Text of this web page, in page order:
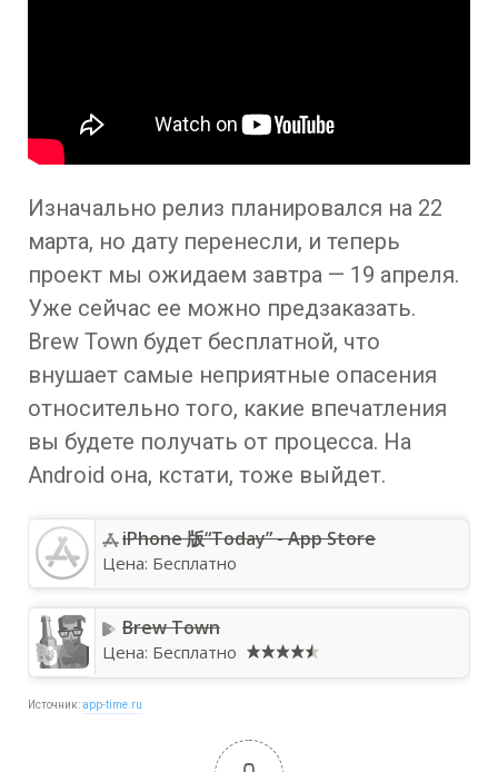
Изначально релиз планировался на 22
марта, но дату перенесли, и теперь
проект мы ожидаем завтра — 19 апреля.
Уже сейчас ее можно предзаказать.
Brew Town будет бесплатной, что
внушает самые неприятные опасения
относительно того, какие впечатления
вы будете получать от процесса. На
Android она, кстати, тоже выйдет.
iPhone 版“Today” - App Store
Цена: Бесплатно
Brew Town
Цена: Бесплатно
Источник:app-time.ru